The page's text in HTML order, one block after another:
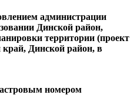
администрации
Динской район,
территории (проект
край, Динской район, в
номером